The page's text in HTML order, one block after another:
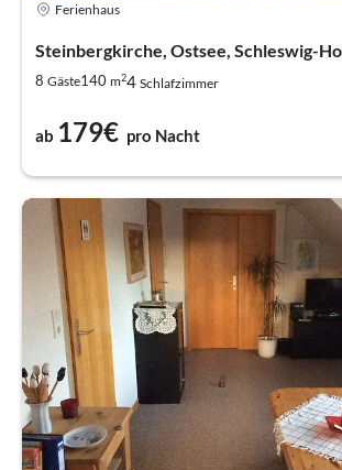
Ferienhaus
Steinbergkirche, Ostsee, Schleswig-
8 Gäste140 m24 Schlafzimmer
ab 179€ pro Nacht